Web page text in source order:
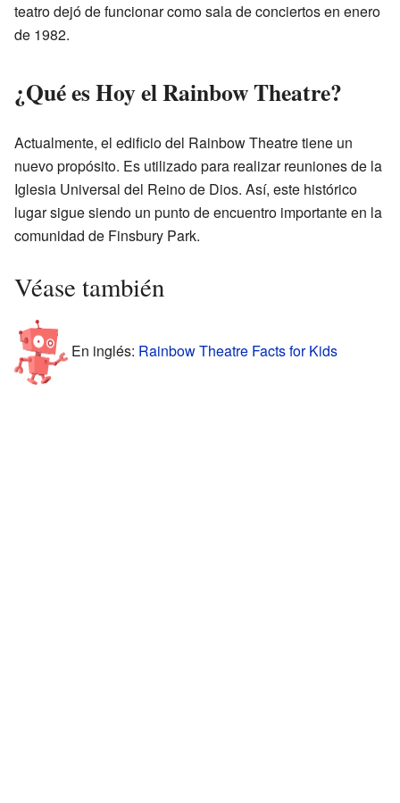
teatro dejó de funcionar como sala de conciertos en enero
de 1982.
¿Qué es Hoy el Rainbow Theatre?
Actualmente, el edificio del Rainbow Theatre tiene un
nuevo propósito. Es utilizado para realizar reuniones de la
Iglesia Universal del Reino de Dios. Así, este histórico
lugar sigue siendo un punto de encuentro importante en la
comunidad de Finsbury Park.
Véase también
En inglés: Rainbow Theatre Facts for Kids